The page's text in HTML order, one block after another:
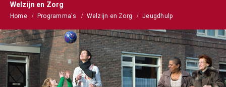
Welzijn en Zorg
Home Programma's Welzijn en Zorg Jeugdhulp